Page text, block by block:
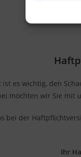
ist es wichtig, den
möchten wir Sie
bei der
Ihr